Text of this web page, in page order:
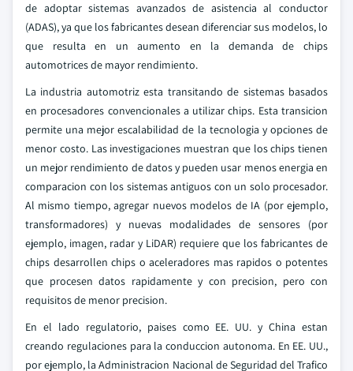
de adoptar sistemas avanzados de asistencia al conductor
(ADAS), ya que los fabricantes desean diferenciar sus modelos, lo
que resulta en un aumento en la demanda de chips
automotrices de mayor rendimiento.
La industria automotriz esta transitando de sistemas basados
en procesadores convencionales a utilizar chips. Esta transicion
permite una mejor escalabilidad de la tecnologia y opciones de
menor costo. Las investigaciones muestran que los chips tienen
un mejor rendimiento de datos y pueden usar menos energia en
comparacion con los sistemas antiguos con un solo procesador.
Al mismo tiempo, agregar nuevos modelos de IA (por ejemplo,
transformadores) y nuevas modalidades de sensores (por
ejemplo, imagen, radar y LiDAR) requiere que los fabricantes de
chips desarrollen chips o aceleradores mas rapidos o potentes
que procesen datos rapidamente y con precision, pero con
requisitos de menor precision.
En el lado regulatorio, paises como EE. UU. y China estan
creando regulaciones para la conduccion autonoma. En EE. UU.,
por ejemplo, la Administracion Nacional de Seguridad del Trafico